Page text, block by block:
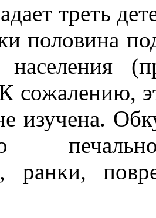
треть
половина
населения
сожалению,
изучена.
ранки,